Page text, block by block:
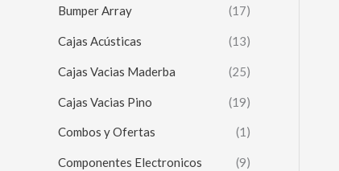
Bumper Array (17)
Cajas Acústicas (13)
Cajas Vacias Maderba (25)
Cajas Vacias Pino (19)
Combos y Ofertas (1)
Componentes Electronicos (9)